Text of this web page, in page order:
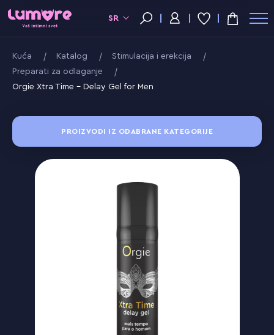
SR
Kuća Katalog
Stimulacija i erekcija
Preparati za odlaganje
Orgie Xtra Time - Delay Gel for Men
PROIZVODI IZ ODABRANE KATEGORIJE